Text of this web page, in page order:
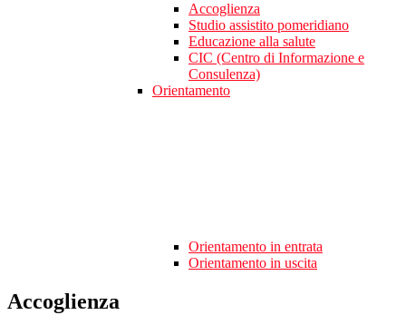
Accoglienza
Studio assistito pomeridiano
Educazione alla salute
CIC (Centro di Informazione e
Consulenza)
Orientamento
Orientamento in entrata
Orientamento in uscita
Accoglienza